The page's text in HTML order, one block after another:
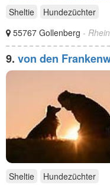
Sheltie
Hundezüchter
55767 Gollenberg -
9. von den
Sheltie
Hundezüchter